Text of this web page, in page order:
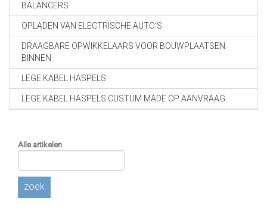
BALANCERS
OPLADEN VAN ELECTRISCHE AUTO'S
DRAAGBARE OPWIKKELAARS VOOR BOUWPLAATSEN
BINNEN
LEGE KABEL HASPELS
LEGE KABEL HASPELS CUSTUM MADE OP AANVRAAG
Alle artikelen
zoek